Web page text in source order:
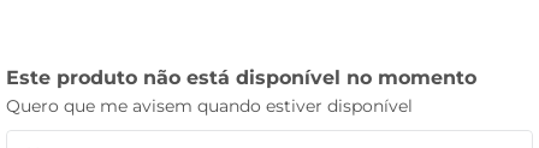
leite pó